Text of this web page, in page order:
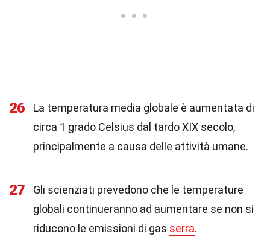
26
La temperatura media globale è aumentata di
circa 1 grado Celsius dal tardo XIX secolo,
principalmente a causa delle attività umane.
27
Gli scienziati prevedono che le temperature
globali continueranno ad aumentare se non si
riducono le emissioni di gas serra.